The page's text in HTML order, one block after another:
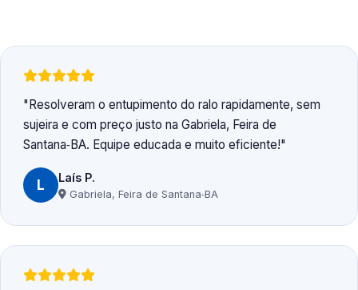
Resolveram o entupimento do ralo rapidamente, sem
sujeira e com preço justo na Gabriela, Feira de
Santana‑BA. Equipe educada e muito eficiente!
L Laís P.
Gabriela, Feira de Santana‑BA